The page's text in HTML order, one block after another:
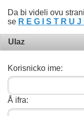
Da bi videli ovu
se R E G I S T R U J
Ulaz
Korisnicko ime:
Å ifra: